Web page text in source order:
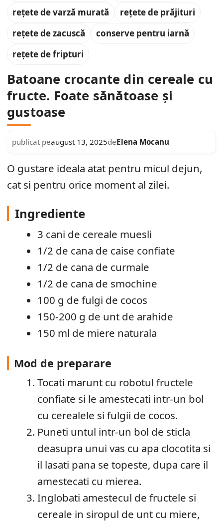
rețete de varză murată
rețete de prăjituri
rețete de zacuscă
conserve pentru iarnă
rețete de fripturi
Batoane crocante din cereale cu
fructe. Foate sănătoase și
gustoase
publicat peaugust 13, 2025deElena Mocanu
O gustare ideala atat pentru micul dejun,
cat si pentru orice moment al zilei.
Ingrediente
3 cani de cereale muesli
1/2 de cana de caise confiate
1/2 de cana de curmale
1/2 de cana de smochine
100 g de fulgi de cocos
150-200 g de unt de arahide
150 ml de miere naturala
Mod de preparare
Tocati marunt cu robotul fructele
confiate si le amestecati intr-un bol
cu cerealele si fulgii de cocos.
Puneti untul intr-un bol de sticla
deasupra unui vas cu apa clocotita si
il lasati pana se topeste, dupa care il
amestecati cu mierea.
Inglobati amestecul de fructele si
cereale in siropul de unt cu miere,